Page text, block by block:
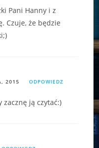
Pani Hanny i z
Czuje, że będzie
2015 ODPOWIEDZ
zacznę ją czytać:)